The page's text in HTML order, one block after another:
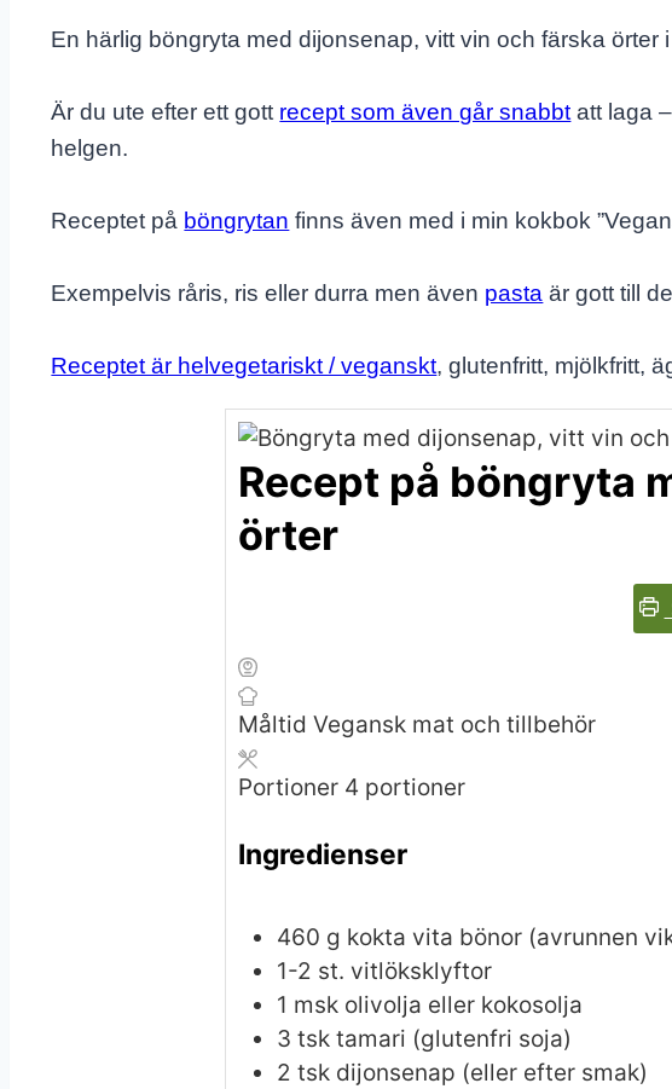
En härlig böngryta med dijonsenap, vitt vin och färska örter
Är du ute efter ett gott recept som även går snabbt att laga
helgen.
Receptet på böngrytan finns även med i min kokbok
Exempelvis råris, ris eller durra men även pasta är gott till
Receptet är helvegetariskt / veganskt, glutenfritt, mjölkfritt,
Recept på böngryta
örter
Måltid Vegansk mat och tillbehör
Portioner 4 portioner
Ingredienser
460 g kokta vita bönor (avrunnen
1-2 st. vitlöksklyftor
1 msk olivolja eller kokosolja
3 tsk tamari (glutenfri soja)
2 tsk dijonsenap (eller efter smak)